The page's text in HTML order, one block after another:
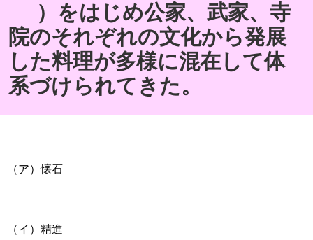
）をはじめ公家、武家、寺
院のそれぞれの文化から発展
した料理が多様に混在して体
系づけられてきた。
（ア）懐石
（イ）精進